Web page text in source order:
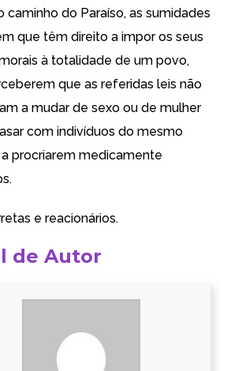
caminho do Paraíso, as sumidades
que têm direito a impor os seus
à totalidade de um povo,
que as referidas leis não
a mudar de sexo ou de mulher
com indivíduos do mesmo
procriarem medicamente
e reacionários.
de Autor